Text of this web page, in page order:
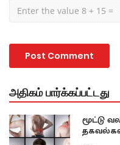
அதிகம் பார்க்கப்பட்டது
மூட்டு